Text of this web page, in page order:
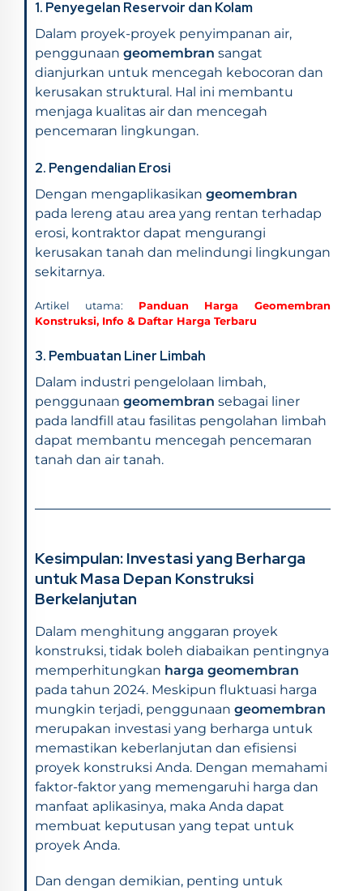
1. Penyegelan Reservoir dan Kolam
Dalam proyek-proyek penyimpanan air,
penggunaan geomembran sangat
dianjurkan untuk mencegah kebocoran dan
kerusakan struktural. Hal ini membantu
menjaga kualitas air dan mencegah
pencemaran lingkungan.
2. Pengendalian Erosi
Dengan mengaplikasikan geomembran
pada lereng atau area yang rentan terhadap
erosi, kontraktor dapat mengurangi
kerusakan tanah dan melindungi lingkungan
sekitarnya.
Artikel utama: Panduan Harga Geomembran
Konstruksi, Info & Daftar Harga Terbaru
3. Pembuatan Liner Limbah
Dalam industri pengelolaan limbah,
penggunaan geomembran sebagai liner
pada landfill atau fasilitas pengolahan limbah
dapat membantu mencegah pencemaran
tanah dan air tanah.
Kesimpulan: Investasi yang Berharga
untuk Masa Depan Konstruksi
Berkelanjutan
Dalam menghitung anggaran proyek
konstruksi, tidak boleh diabaikan pentingnya
memperhitungkan harga geomembran
pada tahun 2024. Meskipun fluktuasi harga
mungkin terjadi, penggunaan geomembran
merupakan investasi yang berharga untuk
memastikan keberlanjutan dan efisiensi
proyek konstruksi Anda. Dengan memahami
faktor-faktor yang memengaruhi harga dan
manfaat aplikasinya, maka Anda dapat
membuat keputusan yang tepat untuk
proyek Anda.
Dan dengan demikian, penting untuk